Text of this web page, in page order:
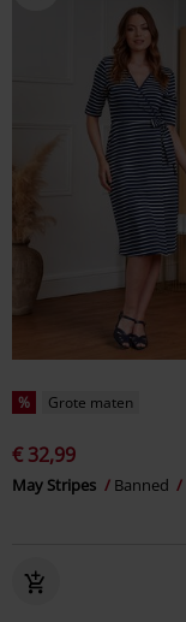
% Grote maten
€ 32,99
May Stripes Banned